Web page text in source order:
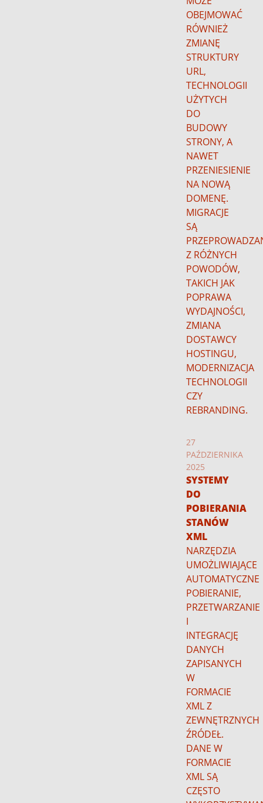
OBEJMOWAĆ
RÓWNIEŻ
ZMIANĘ
STRUKTURY
URL,
TECHNOLOGII
UŻYTYCH
DO
BUDOWY
STRONY, A
NAWET
PRZENIESIENIE
NA NOWĄ
DOMENĘ.
MIGRACJE
SĄ
Z RÓŻNYCH
POWODÓW,
TAKICH JAK
POPRAWA
WYDAJNOŚCI,
ZMIANA
DOSTAWCY
HOSTINGU,
MODERNIZACJA
TECHNOLOGII
CZY
REBRANDING.
27
PAŹDZIERNIKA
2025
SYSTEMY
DO
POBIERANIA
STANÓW
XML
NARZĘDZIA
UMOŻLIWIAJĄCE
AUTOMATYCZNE
POBIERANIE,
PRZETWARZANIE
I
INTEGRACJĘ
DANYCH
ZAPISANYCH
W
FORMACIE
XML Z
ZEWNĘTRZNYCH
ŹRÓDEŁ.
DANE W
FORMACIE
XML SĄ
CZĘSTO